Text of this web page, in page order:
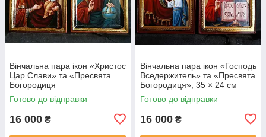
Вінчальна пара ікон «Христос
Цар Слави» та «Пресвята
Богородиця
Скоропослушниця», 35 × 24
см
Готово до відправки
16 000 ₴
Вінчальна пара ікон «Господь
Вседержитель» та «Пресвята
Богородиця», 35 × 24 см
Готово до відправки
16 000 ₴